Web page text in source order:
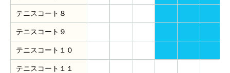
テニスコート８
テニスコート９
テニスコート１０
テニスコート１１